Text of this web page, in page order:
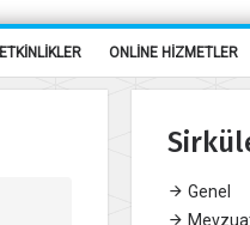
ETKİNLİKLER ONLİNE HİZMETLER
Genel